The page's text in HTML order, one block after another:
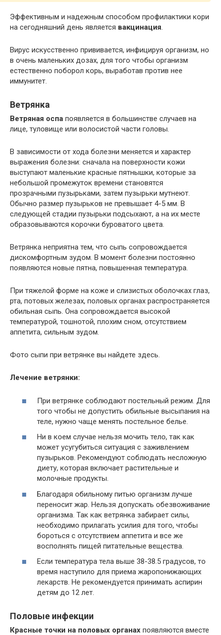
Эффективным и надежным способом профилактики кори
на сегодняшний день является вакцинация.
Вирус искусственно прививается, инфицируя организм, но
в очень маленьких дозах, для того чтобы организм
естественно поборол корь, выработав против нее
иммунитет.
Ветрянка
Ветряная оспа появляется в большинстве случаев на
лице, туловище или волосистой части головы.
В зависимости от хода болезни меняется и характер
выражения болезни: сначала на поверхности кожи
выступают маленькие красные пятнышки, которые за
небольшой промежуток времени становятся
прозрачными пузырьками, затем пузырьки мутнеют.
Обычно размер пузырьков не превышает 4-5 мм. В
следующей стадии пузырьки подсыхают, а на их месте
образовываются корочки буроватого цвета.
Ветрянка неприятна тем, что сыпь сопровождается
дискомфортным зудом. В момент болезни постоянно
появляются новые пятна, повышенная температура.
При тяжелой форме на коже и слизистых оболочках глаз,
рта, потовых железах, половых органах распространяется
обильная сыпь. Она сопровождается высокой
температурой, тошнотой, плохим сном, отсутствием
аппетита, сильным зудом.
Фото сыпи при ветрянке вы найдете здесь.
Лечение ветрянки:
При ветрянке соблюдают постельный режим. Для
того чтобы не допустить обильные высыпания на
теле, нужно чаще менять постельное белье.
Ни в коем случае нельзя мочить тело, так как
может усугубиться ситуация с заживлением
пузырьков. Рекомендуют соблюдать несложную
диету, которая включает растительные и
молочные продукты.
Благодаря обильному питью организм лучше
переносит жар. Нельзя допускать обезвоживание
организма. Так как ветрянка забирает силы,
необходимо прилагать усилия для того, чтобы
бороться с отсутствием аппетита и все же
восполнять пищей питательные вещества.
Если температура тела выше 38-38.5 градусов, то
время наступило для приема жаропонижающих
лекарств. Не рекомендуется принимать аспирин
детям до 12 лет.
Половые инфекции
Красные точки на половых органах появляются вместе